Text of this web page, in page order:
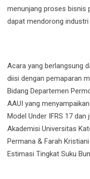
menunjang proses bisnis
dapat mendorong
Acara yang berlangsung
diisi dengan pemaparan
Bidang Departemen
AAUI yang
Model Under IFRS 17
Akademisi Universitas
Permana & Farah
Estimasi Tingkat Suku